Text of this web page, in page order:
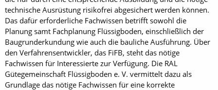
technische Ausrüstung risikofrei abgesichert werden können.
Das dafür erforderliche Fachwissen betrifft sowohl die
Planung samt Fachplanung Flüssigboden, einschließlich der
Baugrunderkundung wie auch die bauliche Ausführung. Über
den Verfahrensentwickler, das FiFB, steht das nötige
Fachwissen für Interessierte zur Verfügung. Die RAL
Gütegemeinschaft Flüssigboden e. V. vermittelt dazu als
Grundlage das nötige Fachwissen für eine korrekte